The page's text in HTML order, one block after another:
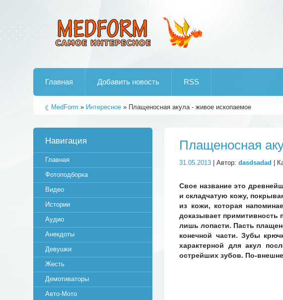
Главная Добавить новость RSS
MedForm » Интересное » Плащеносная акула - живое ископаемое
Плащеносная
31.05.2013 | Автор:dasdsadad |
Cвое название это
и складчатую кожу,
из кожи, которая
доказывает примитивность
лишь лопасти. Пасть
конечной части. Зубы
характерной для акул
острейших зубов. По-
Навигация
Главная
Фотоподборка
Видео
Истории
Аудио
Анекдоты
Девушки
Жесть
Демотиваторы
Авто-Мото